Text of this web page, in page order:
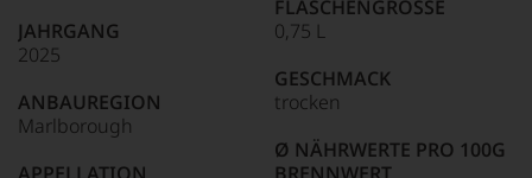
Unter 85 Punkte:
kaum
ein
Das
dokumentieren
JAHRGANG
2025
ANBAUREGION
Marlborough
FLASCHENGRÖSSE
0,75 L
GESCHMACK
trocken
Ø NÄHRWERTE PRO 100G